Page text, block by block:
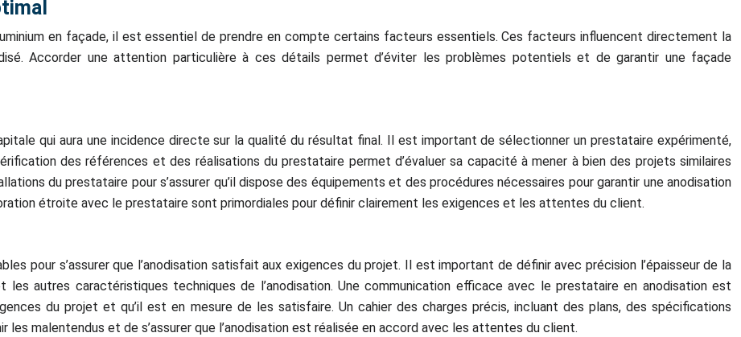
en façade, il est essentiel de prendre en compte certains facteurs essentiels. Ces facteurs influencent directement la
Accorder une attention particulière à ces détails permet d’éviter les problèmes potentiels et de garantir une façade
qui aura une incidence directe sur la qualité du résultat final. Il est important de sélectionner un prestataire expérimenté,
des références et des réalisations du prestataire permet d’évaluer sa capacité à mener à bien des projets similaires
du prestataire pour s’assurer qu’il dispose des équipements et des procédures nécessaires pour garantir une anodisation
étroite avec le prestataire sont primordiales pour définir clairement les exigences et les attentes du client.
pour s’assurer que l’anodisation satisfait aux exigences du projet. Il est important de définir avec précision l’épaisseur de la
les autres caractéristiques techniques de l’anodisation. Une communication efficace avec le prestataire en anodisation est
du projet et qu’il est en mesure de les satisfaire. Un cahier des charges précis, incluant des plans, des spécifications
malentendus et de s’assurer que l’anodisation est réalisée en accord avec les attentes du client.